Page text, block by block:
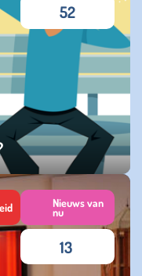
52
Nieuws van
nu
13